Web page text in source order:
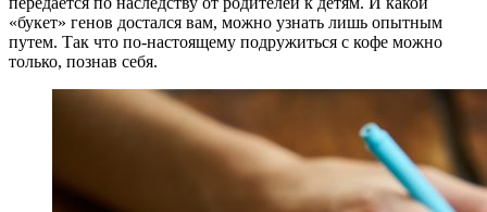
«букет» генов достался вам, можно узнать лишь опытным
путем. Так что по-настоящему подружиться с кофе можно
только, познав себя.